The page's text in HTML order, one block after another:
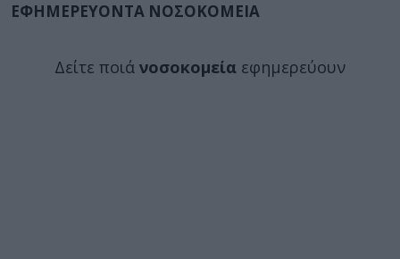
ΕΦΗΜΕΡΕΥΟΝΤΑ ΝΟΣΟΚΟΜΕΙΑ
Δείτε ποιά νοσοκομεία εφημερεύουν